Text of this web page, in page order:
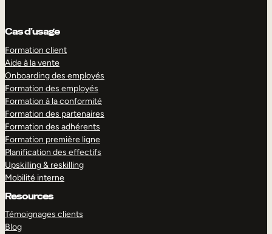
Cas d’usage
Formation client
Aide à la vente
Onboarding des employés
Formation des employés
Formation à la conformité
Formation des partenaires
Formation des adhérents
Formation première ligne
Planification des effectifs
Upskilling & reskilling
Mobilité interne
Resources
Témoignages clients
Blog